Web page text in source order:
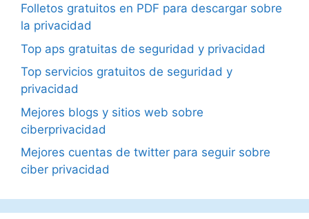
Folletos gratuitos en PDF para descargar sobre
la privacidad
Top aps gratuitas de seguridad y privacidad
Top servicios gratuitos de seguridad y
privacidad
Mejores blogs y sitios web sobre
ciberprivacidad
Mejores cuentas de twitter para seguir sobre
ciber privacidad